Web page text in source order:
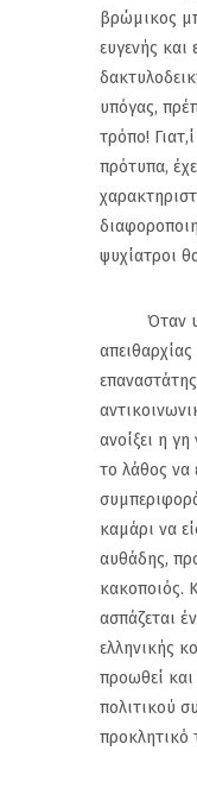
βρώμικος
ευγενής και
υπόγας,
τρόπο!
πρότυπα,
ψυχίατροι
Όταν
απειθαρχίας
ανοίξει η γη
το λάθος να
καμάρι να
αυθάδης,
κακοποιός.
ασπάζεται
ελληνικής
προωθεί
πολιτικού
προκλητικό